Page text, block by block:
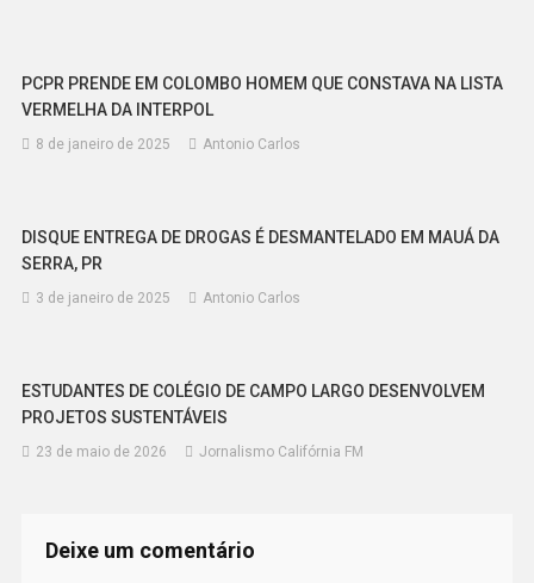
PCPR PRENDE EM COLOMBO HOMEM QUE CONSTAVA NA LISTA
VERMELHA DA INTERPOL
8 de janeiro de 2025 Antonio Carlos
DISQUE ENTREGA DE DROGAS É DESMANTELADO EM MAUÁ DA
SERRA, PR
3 de janeiro de 2025 Antonio Carlos
ESTUDANTES DE COLÉGIO DE CAMPO LARGO DESENVOLVEM
PROJETOS SUSTENTÁVEIS
23 de maio de 2026 Jornalismo Califórnia FM
Deixe um comentário